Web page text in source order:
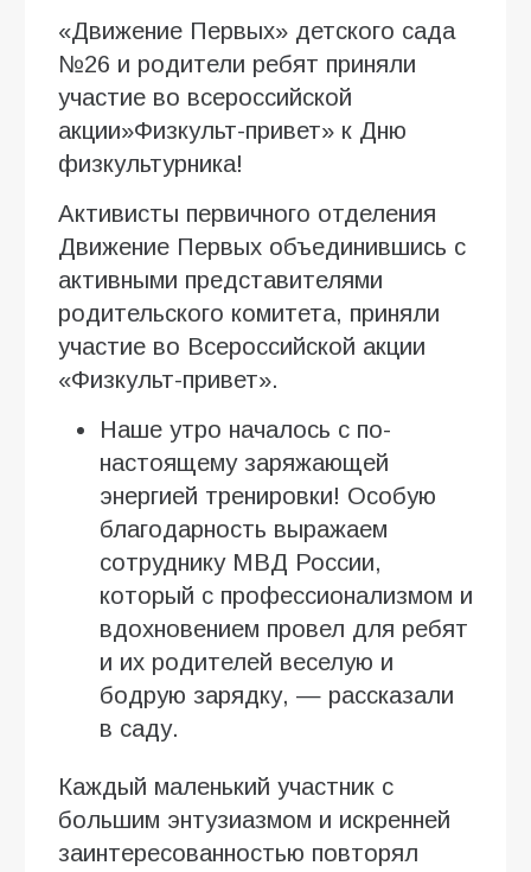
«Движение Первых» детского сада
№26 и родители ребят приняли
участие во всероссийской
акции»Физкульт-привет» к Дню
физкультурника!
Активисты первичного отделения
Движение Первых объединившись с
активными представителями
родительского комитета, приняли
участие во Всероссийской акции
«Физкульт-привет».
Наше утро началось с по-
настоящему заряжающей
энергией тренировки! Особую
благодарность выражаем
сотруднику МВД России,
который с профессионализмом и
вдохновением провел для ребят
и их родителей веселую и
бодрую зарядку, — рассказали
в саду.
Каждый маленький участник с
большим энтузиазмом и искренней
заинтересованностью повторял